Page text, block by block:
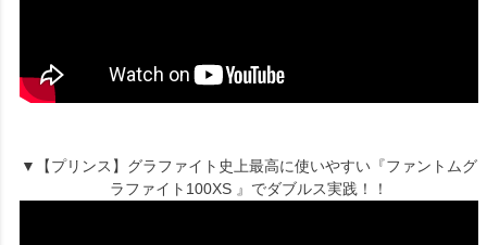
▼【プリンス】グラファイト史上最高に使いやすい『ファントムグ
ラファイト100XS 』でダブルス実践！！